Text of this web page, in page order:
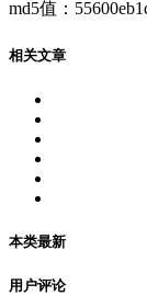
md5值：
相关文章
本类最新
用户评论